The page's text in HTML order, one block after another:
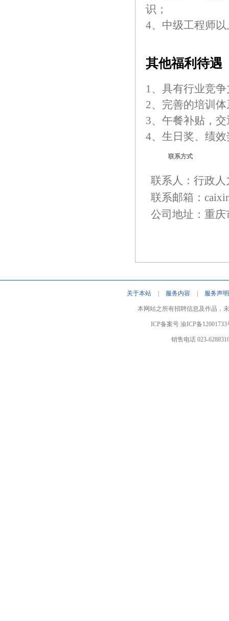
识；
4、中级工程师
其他福利待遇
1、具有行业竞
2、完善的培训
3、午餐补贴，
4、生日奖、绩
联系方式
联系人：行政人
联系邮箱：
公司地址：重
关于本站 服务内容 服务声明
本网站之所有招聘信息及作品，
ICP备案号 渝ICP备12001733
销售电话 023-